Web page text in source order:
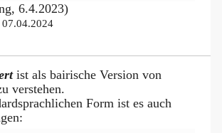
6.4.2023)
07.04.2024
ist als bairische Version von
verstehen.
Form ist es auch